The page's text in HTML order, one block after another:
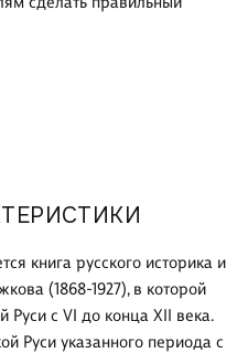
книга русского историка и
(1868-1927), в которой
Руси с VI до конца XII века.
Руси указанного периода с